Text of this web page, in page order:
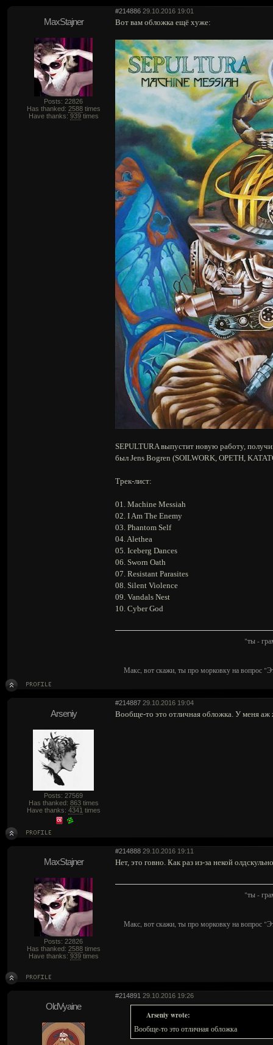
#214886 29.10.2016 19:01
MaxStajner
Posts: 22826
Has thanked: 2588times
Have thanks: 939times
Вот вам обложка ещё хуже:
SEPULTURA выпустит новую работу,
был Jens Bogren (SOILWORK, OPETH,
Трек-лист:
01. Machine Messiah
02. I Am The Enemy
03. Phantom Self
04. Alethea
05. Iceberg Dances
06. Sworn Oath
07. Resistant Parasites
08. Silent Violence
09. Vandals Nest
10. Cyber God
"ты -
Макс, вот скажи, ты про морковку на вопрос
#214887 29.10.2016 19:04
Arseniy
Posts: 27569
Has thanked: 863times
Have thanks: 4341 times
Вообще-то это отличная обложка. У меня аж
#214888 29.10.2016 19:11
MaxStajner
Posts: 22826
Has thanked: 2588times
Have thanks: 939times
Нет, это говно. Как раз из-за некой
"ты -
Макс, вот скажи, ты про морковку на вопрос
#214891 29.10.2016 19:26
OldVyaine
Arseniy wrote:
Вообще-то это отличная обложка